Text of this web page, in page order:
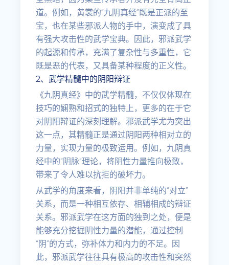
道。例如，黄裳的“九阴真经”既是正派的至
宝，也在某些邪派人物的手中，演变成了具
有强大攻击性的武学宝典。因此，邪派武学
的起源和传承，充满了复杂性与多重性，它
既是恶的代表，又具备某种程度的正义性。
2、武学精髓中的阴阳辩证
《九阴真经》中的武学精髓，不仅仅体现在
技巧的娴熟和招式的独特上，更多的在于它
对阴阳辩证的深刻理解。邪派武学尤为突出
这一点，其精髓正是通过阴阳两种相对立的
力量，实现力量的极致运用。例如，九阴真
经中的“阴脉”理论，将阴性力量推向极致，
带来了令人难以抗拒的破坏力。
从武学的角度来看，阴阳并非单纯的“对立”
关系，而是一种相互依存、相辅相成的辩证
关系。邪派武学在这方面的独到之处，便是
能够充分挖掘阴性力量的潜能，通过控制
“阴”的方式，弥补体力和内力的不足。因
此，邪派武学往往具有极高的攻击性和突然